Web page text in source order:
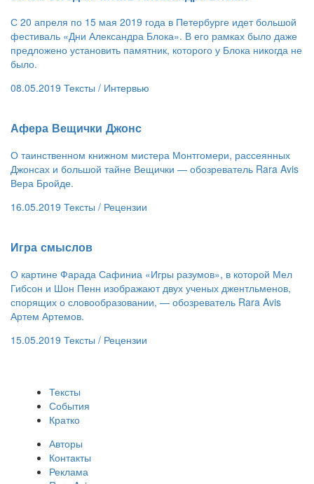
С 20 апреля по 15 мая 2019 года в Петербурге идет большой
фестиваль «Дни Александра Блока». В его рамках было даже
предложено установить памятник, которого у Блока никогда не
было.
08.05.2019 Тексты / Интервью
​Афера Вещички Джонс
О таинственном книжном мистера Монтгомери, рассеянных
Джонсах и большой тайне Вещички — обозреватель Rara Avis
Вера Бройде.
16.05.2019 Тексты / Рецензии
​Игра смыслов
О картине Фарада Сафиниа «Игры разумов», в которой Мел
Гибсон и Шон Пенн изображают двух ученых джентльменов,
спорящих о словообразовании, — обозреватель Rara Avis
Артем Артемов.
15.05.2019 Тексты / Рецензии
Тексты
События
Кратко
Авторы
Контакты
Реклама